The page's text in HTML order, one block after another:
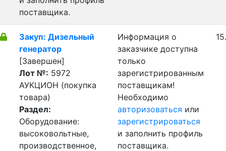
поставщика.
Закуп: Дизельный
генератор
[Завершен]
Лот №: 5972
АУКЦИОН (покупка
товара)
Раздел:
Оборудование:
высоковольтные,
производственное,
Информация о
заказчике доступна
только
зарегистрированным
поставщикам!
Необходимо
авторизоваться или
зарегистрироваться
и заполнить профиль
поставщика.